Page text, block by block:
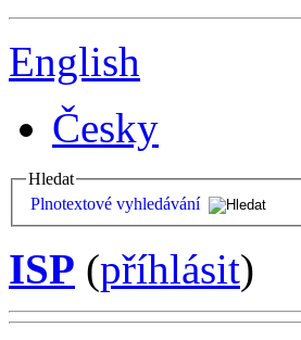
English
Česky
Hledat
Plnotextové vyhledávání
ISP (příhlásit)